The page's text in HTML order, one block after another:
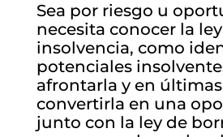
Sea por riesgo u
necesita conocer la
insolvencia, como
potenciales
afrontarla y en
convertirla en una
junto con la ley de